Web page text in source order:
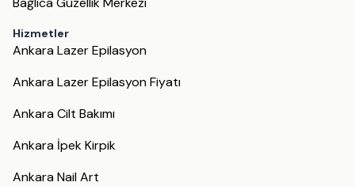
Hizmetler
Ankara Lazer Epilasyon
Ankara Lazer Epilasyon Fiyatı
Ankara Cilt Bakımı
Ankara İpek Kirpik
Ankara Nail Art